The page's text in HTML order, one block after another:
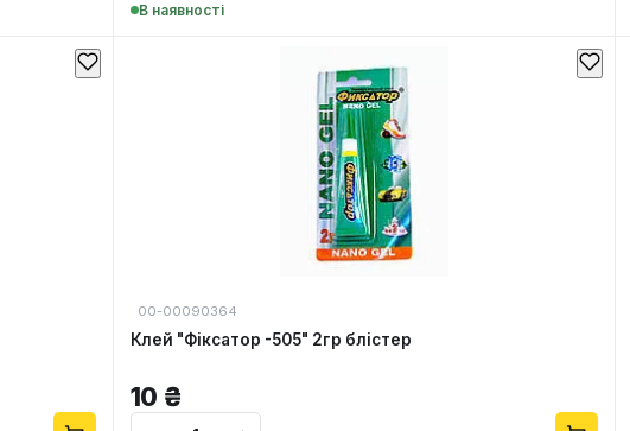
В наявності
00-00090364
Клей "Фіксатор -505" 2гр блістер
10 ₴